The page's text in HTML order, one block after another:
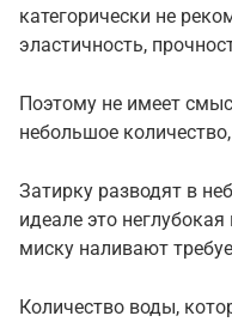
категорически не
эластичность,
Поэтому не имеет
небольшое
Затирку разводят в
идеале это
миску наливают
Количество воды,